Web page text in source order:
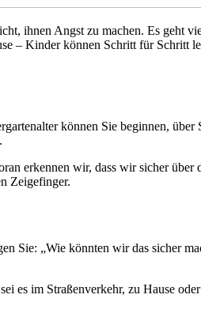
ihnen Angst zu machen. Es geht
– Kinder können Schritt für Schritt
können Sie beginnen,
erkennen wir, dass wir sicher
Zeigefinger.
„Wie könnten wir das sicher
es im Straßenverkehr, zu Hause